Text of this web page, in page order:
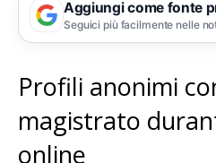
Aggiungi come fonte
Seguici più facilmente nelle
Profili anonimi
magistrato
online